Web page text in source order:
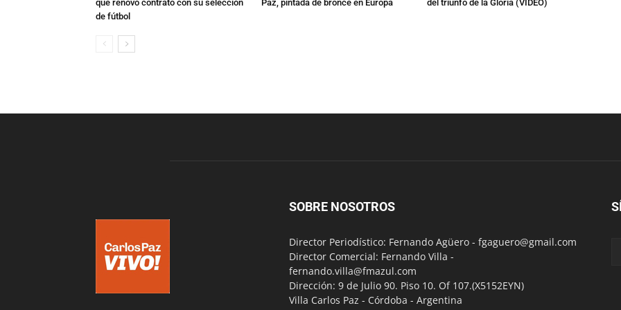
que renovó contrato con su selección
de fútbol
Paz, pintada de bronce en Europa
del triunfo de la Gloria (VIDEO)
SOBRE NOSOTROS
Director Periodístico: Fernando Agüero - fgaguero@gmail.com
Director Comercial: Fernando Villa -
fernando.villa@fmazul.com
Dirección: 9 de Julio 90. Piso 10. Of 107.(X5152EYN)
Villa Carlos Paz - Córdoba - Argentina